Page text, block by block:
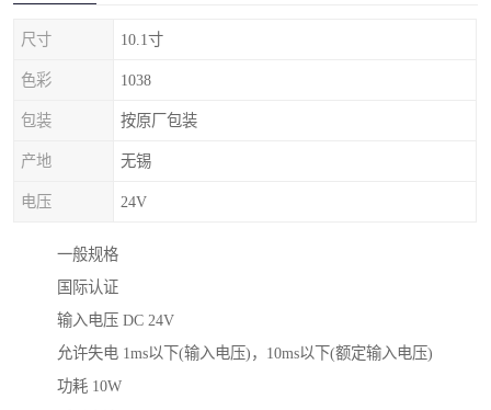
尺寸 10.1寸
色彩 1038
包装 按原厂包装
产地 无锡
电压 24V
一般规格
国际认证
输入电压 DC 24V
允许失电 1ms以下(输入电压)，10ms以下(额定输入电压)
功耗 10W